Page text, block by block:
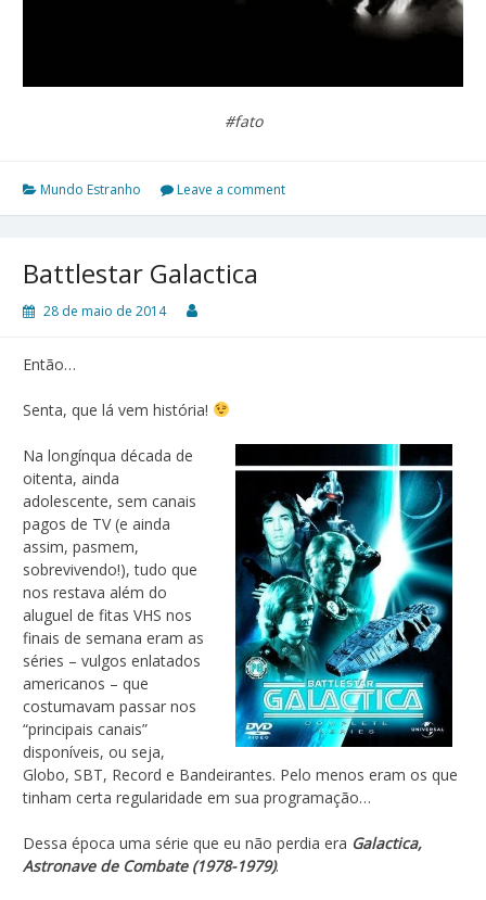
#fato
Mundo Estranho Leave a comment
Battlestar Galactica
28 de maio de 2014
Então…
Senta, que lá vem história!
Na longínqua década de
oitenta, ainda
adolescente, sem canais
pagos de TV (e ainda
assim, pasmem,
sobrevivendo!), tudo que
nos restava além do
aluguel de fitas VHS nos
finais de semana eram as
séries – vulgos enlatados
americanos – que
costumavam passar nos
“principais canais”
disponíveis, ou seja,
Globo, SBT, Record e Bandeirantes. Pelo menos eram os que
tinham certa regularidade em sua programação…
Dessa época uma série que eu não perdia era Galactica,
Astronave de Combate (1978-1979).